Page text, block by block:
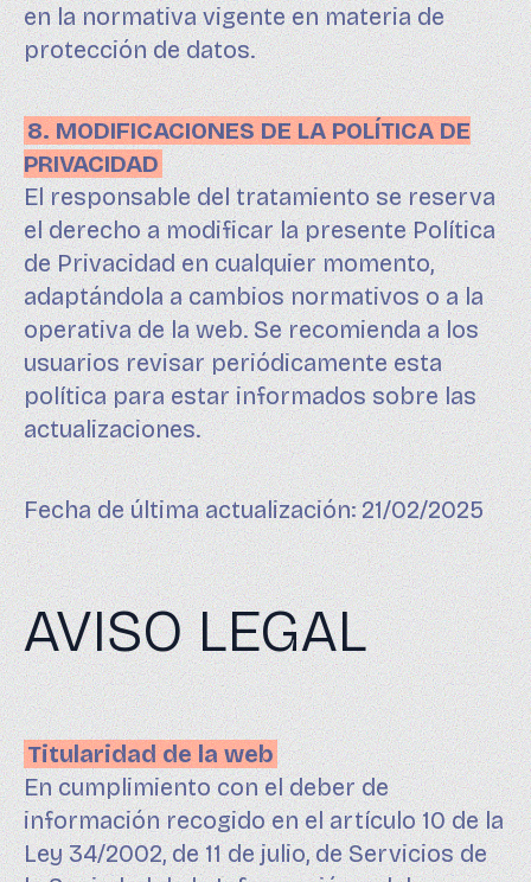
en la normativa vigente en materia de
protección de datos.
8. MODIFICACIONES DE LA POLÍTICA DE
PRIVACIDAD
El responsable del tratamiento se reserva
el derecho a modificar la presente Política
de Privacidad en cualquier momento,
adaptándola a cambios normativos o a la
operativa de la web. Se recomienda a los
usuarios revisar periódicamente esta
política para estar informados sobre las
actualizaciones.
Fecha de última actualización: 21/02/2025
AVISO LEGAL
Titularidad de la web
En cumplimiento con el deber de
información recogido en el artículo 10 de la
Ley 34/2002, de 11 de julio, de Servicios de